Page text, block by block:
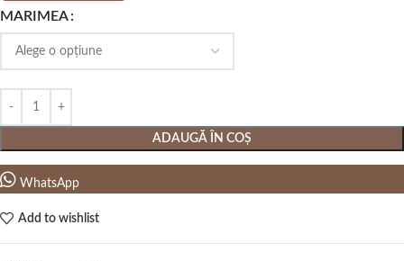
MARIMEA
ADAUGĂ ÎN COȘ
WhatsApp
Add to wishlist